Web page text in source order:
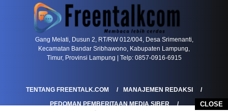
CLOSE
Gang Melati, Dusun 2, RT/RW 012/004, Desa Srimenanti,
Kecamatan Bandar Sribhawono, Kabupaten Lampung,
Timur, Provinsi Lampung | Telp: 0857-0916-6915
TENTANG FREENTALK.COM
MANAJEMEN REDAKSI
PEDOMAN PEMBERITAAN MEDIA SIBER